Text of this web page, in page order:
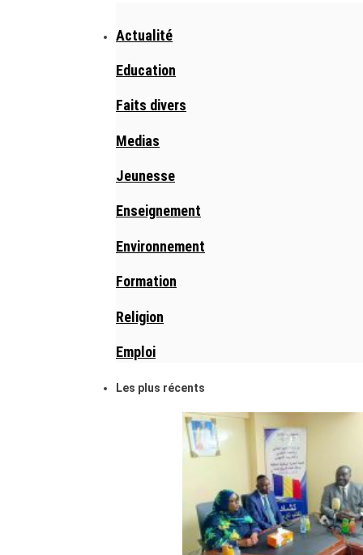
Actualité
Education
Faits divers
Medias
Jeunesse
Enseignement
Environnement
Formation
Religion
Emploi
Les plus récents